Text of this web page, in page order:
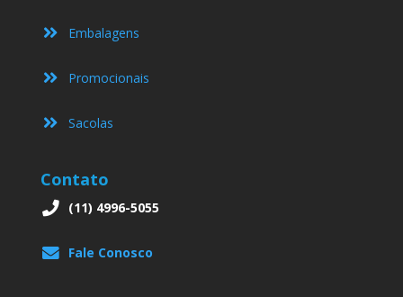
Embalagens
Promocionais
Sacolas
Contato
(11) 4996-5055
Fale Conosco